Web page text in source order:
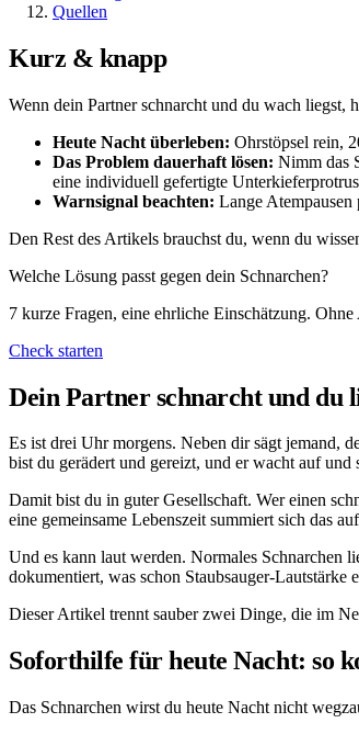
Quellen
Kurz & knapp
Wenn dein Partner schnarcht und du wach liegst,
Heute Nacht überleben: Ohrstöpsel rein,
Das Problem dauerhaft lösen: Nimm das
eine individuell gefertigte
Warnsignal beachten: Lange
Den Rest des Artikels brauchst du, wenn du
Welche Lösung passt gegen dein Schnarchen?
7 kurze Fragen, eine ehrliche Einschätzung.
Check starten
Dein Partner schnarcht und du
Es ist drei Uhr morgens. Neben dir sägt jemand,
bist du gerädert und gereizt, und er wacht auf und
Damit bist du in guter Gesellschaft. Wer einen
eine gemeinsame Lebenszeit summiert sich das
Und es kann laut werden. Normales Schnarchen
dokumentiert, was schon Staubsauger-
Dieser Artikel trennt sauber zwei Dinge, die im
Soforthilfe für heute Nacht: so
Das Schnarchen wirst du heute Nacht nicht